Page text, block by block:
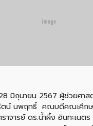
มิถุนายน 2567 ผู้ช่วยศาส
ตน์ นพฤทธิ์ คณบดีคณะศึกษ
าจารย์ ดร.น้ำผึ้ง อินทะเนต